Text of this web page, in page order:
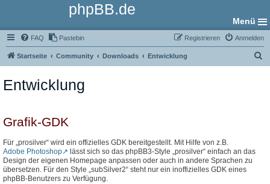
phpBB.de
Menü
FAQ Pastebin Anmelden
Registrieren
Startseite Community Downloads Entwicklung
Entwicklung
Grafik-GDK
Für „prosilver“ wird ein offizielles GDK bereitgestellt. Mit Hilfe von z.B.
Adobe Photoshop
lässt sich so das phpBB3-Style „prosilver“ einfach an das
Design der eigenen Homepage anpassen oder auch in andere Sprachen zu
übersetzen. Für den Style „subSilver2“ steht nur ein inoffizielles GDK eines
phpBB-Benutzers zu Verfügung.